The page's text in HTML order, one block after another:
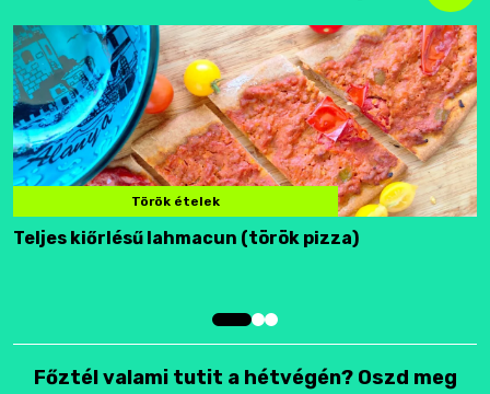
Török ételek
Teljes kiőrlésű lahmacun (török pizza)
Főztél valami tutit a hétvégén? Oszd meg